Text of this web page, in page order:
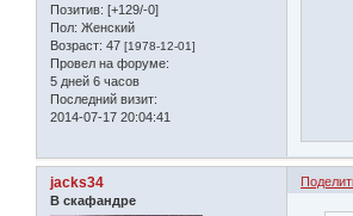
Позитив: [+129/-0]
Пол: Женский
Возраст: 47 [1978-12-01]
Провел на форуме:
5 дней 6 часов
Последний визит:
2014-07-17 20:04:41
jacks34
В скафандре